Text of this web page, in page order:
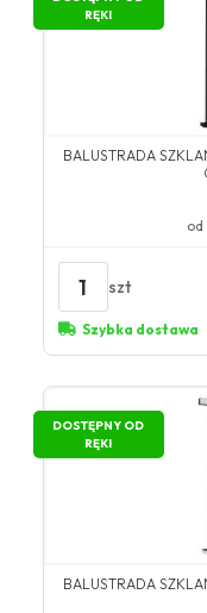
RĘKI
BALUSTRADA
od
1 szt
Szybka dostawa
DOSTĘPNY OD
RĘKI
BALUSTRADA